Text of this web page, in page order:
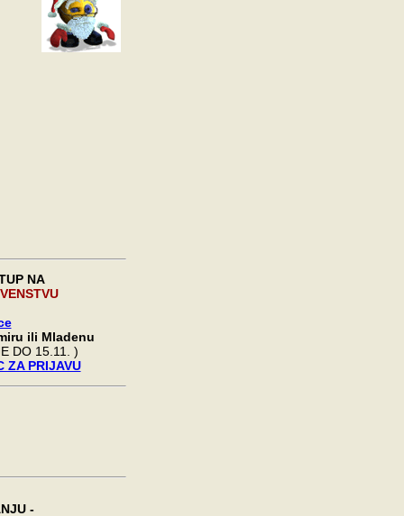
NA
ili Mladenu
DO 15.11. )
ZA PRIJAVU
-